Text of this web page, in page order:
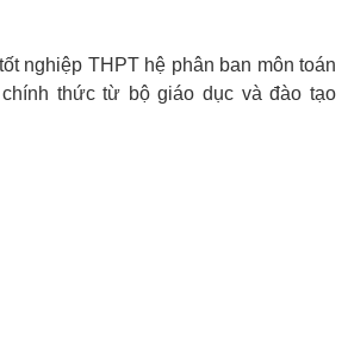
nghiệp THPT hệ phân ban môn toán
chính thức từ bộ giáo dục và đào tạo